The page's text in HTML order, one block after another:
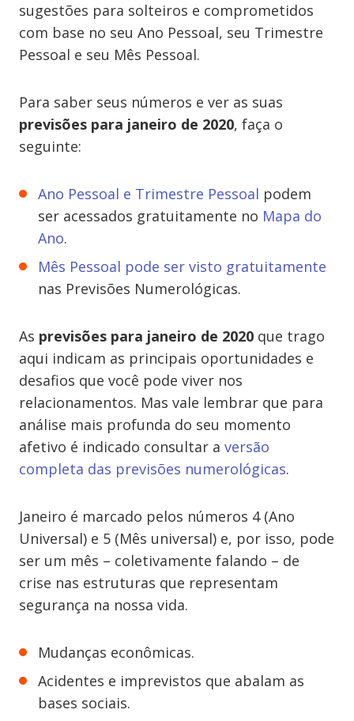
sugestões para solteiros e comprometidos
com base no seu Ano Pessoal, seu Trimestre
Pessoal e seu Mês Pessoal.
Para saber seus números e ver as suas
previsões para janeiro de 2020, faça o
seguinte:
Ano Pessoal e Trimestre Pessoal podem
ser acessados gratuitamente no Mapa do
Ano.
Mês Pessoal pode ser visto gratuitamente
nas Previsões Numerológicas.
As previsões para janeiro de 2020 que trago
aqui indicam as principais oportunidades e
desafios que você pode viver nos
relacionamentos. Mas vale lembrar que para
análise mais profunda do seu momento
afetivo é indicado consultar a versão
completa das previsões numerológicas.
Janeiro é marcado pelos números 4 (Ano
Universal) e 5 (Mês universal) e, por isso, pode
ser um mês – coletivamente falando – de
crise nas estruturas que representam
segurança na nossa vida.
Mudanças econômicas.
Acidentes e imprevistos que abalam as
bases sociais.